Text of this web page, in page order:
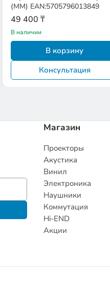
(MM) EAN:5705796013849
49 400 ₸
В наличии
В корзину
Консультация
Магазин
Проекторы
Акустика
Винил
Электроника
Наушники
Коммутация
Hi-END
Акции